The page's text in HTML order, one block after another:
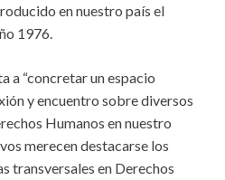
en nuestro país el
1976.
a “concretar un espacio
y encuentro sobre diversos
Humanos en nuestro
merecen destacarse los
transversales en Derechos